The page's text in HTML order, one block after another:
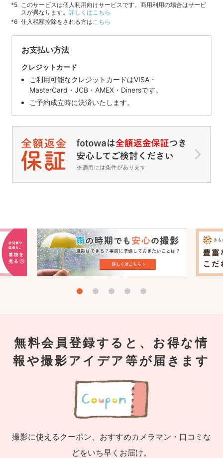
このサービスは個人利用向けサービスです。商用利用の場合はサービ
スが異なります。詳しくはこちら
仕入税額控除をされる方はこちら
お支払い方法
クレジットカード
ご利用可能なクレジットカードはVISA・
MasterCard・JCB・AMEX・Dinersです。
ご予約成立時に決済いたします。
無料会員登録すると、お得な情
報や撮影アイデア等が届きます
撮影に使えるクーポン、おすすめカメラマン・口コミな
どをいち早くお届け。